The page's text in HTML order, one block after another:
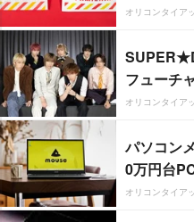
オリコンタイア
フューチ
オリコンタイア
パソコン
0万円台
オリコンタイア